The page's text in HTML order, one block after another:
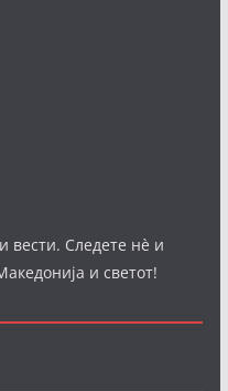
вести. Следете нè и
и светот!